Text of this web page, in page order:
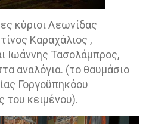
κύριοι Λεωνίδας
Καραχάλιος ,
Ιωάννης Τασολάμπρος,
αναλόγια. (το θαυμάσιο
Γοργοϋπηκόου
του κειμένου).